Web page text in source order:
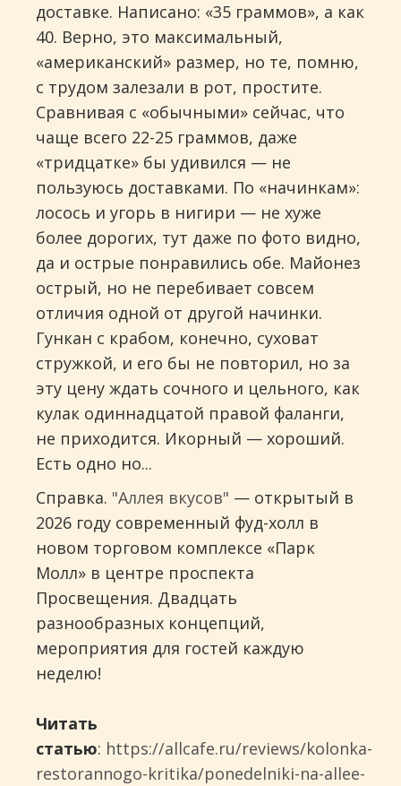
доставке. Написано: «35 граммов», а как
40. Верно, это максимальный,
«американский» размер, но те, помню,
с трудом залезали в рот, простите.
Сравнивая с «обычными» сейчас, что
чаще всего 22-25 граммов, даже
«тридцатке» бы удивился — не
пользуюсь доставками. По «начинкам»:
лосось и угорь в нигири — не хуже
более дорогих, тут даже по фото видно,
да и острые понравились обе. Майонез
острый, но не перебивает совсем
отличия одной от другой начинки.
Гункан с крабом, конечно, суховат
стружкой, и его бы не повторил, но за
эту цену ждать сочного и цельного, как
кулак одиннадцатой правой фаланги,
не приходится. Икорный — хороший.
Есть одно но...
Справка. "Аллея вкусов" — открытый в
2026 году современный фуд-холл в
новом торговом комплексе «Парк
Молл» в центре проспекта
Просвещения. Двадцать
разнообразных концепций,
мероприятия для гостей каждую
неделю!
Читать
статью: https://allcafe.ru/reviews/kolonka-
restorannogo-kritika/ponedelniki-na-allee-